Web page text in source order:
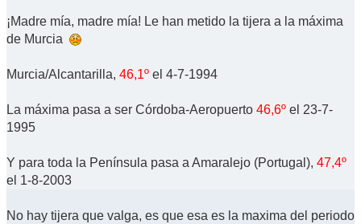
¡Madre mía, madre mía! Le han metido la tijera a la máxima
de Murcia
Murcia/Alcantarilla, 46,1º el 4-7-1994
La máxima pasa a ser Córdoba-Aeropuerto 46,6º el 23-7-
1995
Y para toda la Península pasa a Amaralejo (Portugal), 47,4º
el 1-8-2003
No hay tijera que valga, es que esa es la maxima del periodo